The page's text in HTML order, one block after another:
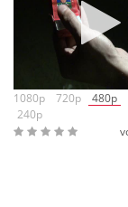
1080p
720p 480p
240p